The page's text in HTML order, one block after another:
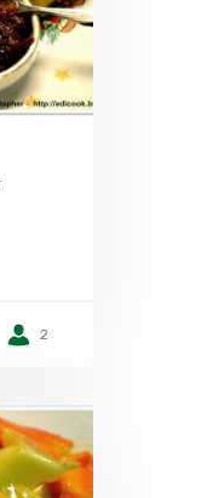
2